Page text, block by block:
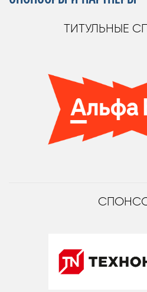
ТИТУЛЬНЫЕ